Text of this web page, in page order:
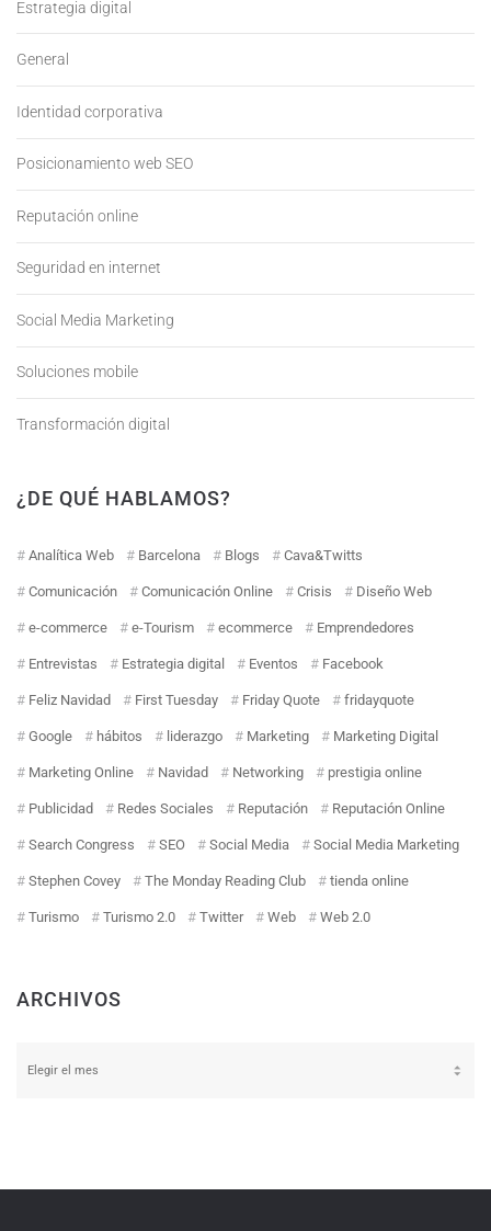
Estrategia digital
General
Identidad corporativa
Posicionamiento web SEO
Reputación online
Seguridad en internet
Social Media Marketing
Soluciones mobile
Transformación digital
¿DE QUÉ HABLAMOS?
Analítica Web Barcelona Blogs Cava&Twitts
Comunicación Comunicación Online Crisis Diseño Web
e-commerce e-Tourism ecommerce Emprendedores
Entrevistas Estrategia digital Eventos Facebook
Feliz Navidad First Tuesday Friday Quote fridayquote
Google hábitos liderazgo Marketing Marketing Digital
Marketing Online Navidad Networking prestigia online
Publicidad Redes Sociales Reputación Reputación Online
Search Congress SEO Social Media Social Media Marketing
Stephen Covey The Monday Reading Club tienda online
Turismo Turismo 2.0 Twitter Web Web 2.0
ARCHIVOS